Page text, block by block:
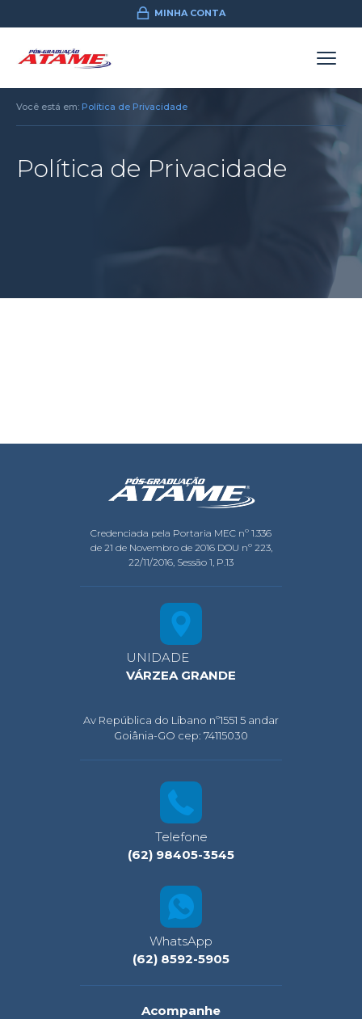
MINHA CONTA
Você está em: Política de Privacidade
Política de Privacidade
Credenciada pela Portaria MEC nº 1.336
de 21 de Novembro de 2016 DOU nº 223,
22/11/2016, Sessão 1, P.13
UNIDADE
VÁRZEA GRANDE
Av República do Líbano nº1551 5 andar
Goiânia-GO cep: 74115030
Telefone
(62) 98405-3545
WhatsApp
(62) 8592-5905
Acompanhe